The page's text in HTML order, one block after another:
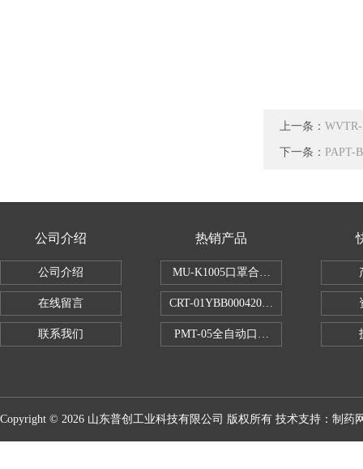
上一条：
下一条： PAPT-
公司介绍
公司介绍
在线留言
联系我们
热销产品
MU-K1005口罩合成血液穿透试验仪
CRT-01YBB00042005数显式安瓿瓶圆
PMT-05全自动口红折断力测试仪
Copyright © 2026 山东普创工业科技有限公司 版权所有 技术支持： 制药